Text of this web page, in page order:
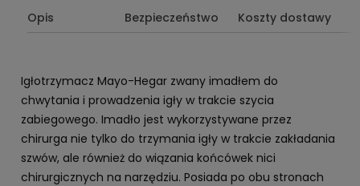
Opis Bezpieczeństwo Koszty dostawy
Igłotrzymacz Mayo-Hegar zwany imadłem do
chwytania i prowadzenia igły w trakcie szycia
zabiegowego. Imadło jest wykorzystywane przez
chirurga nie tylko do trzymania igły w trakcie zakładania
szwów, ale również do wiązania końcówek nici
chirurgicznych na narzędziu. Posiada po obu stronach